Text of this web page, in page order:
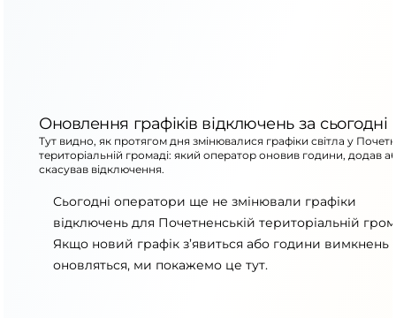
Оновлення графіків відключень за сьогодні
Тут видно, як протягом дня змінювалися графіки світла у
територіальній громаді: який оператор оновив години, додав
скасував відключення.
Сьогодні оператори ще не змінювали графіки
відключень для Почетненській територіальній
Якщо новий графік з’явиться або години вимкнень
оновляться, ми покажемо це тут.